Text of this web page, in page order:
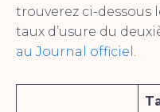
trouverez ci-
taux d’usure du
au Journal officiel